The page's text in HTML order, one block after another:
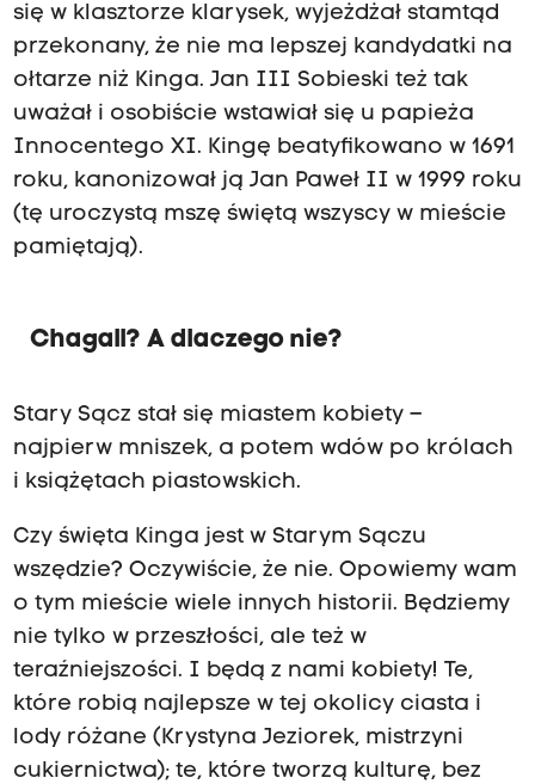
się w klasztorze klarysek, wyjeżdżał stamtąd
przekonany, że nie ma lepszej kandydatki na
ołtarze niż Kinga. Jan III Sobieski też tak
uważał i osobiście wstawiał się u papieża
Innocentego XI. Kingę beatyfikowano w 1691
roku, kanonizował ją Jan Paweł II w 1999 roku
(tę uroczystą mszę świętą wszyscy w mieście
pamiętają).
Chagall? A dlaczego nie?
Stary Sącz stał się miastem kobiety –
najpierw mniszek, a potem wdów po królach
i książętach piastowskich.
Czy święta Kinga jest w Starym Sączu
wszędzie? Oczywiście, że nie. Opowiemy wam
o tym mieście wiele innych historii. Będziemy
nie tylko w przeszłości, ale też w
teraźniejszości. I będą z nami kobiety! Te,
które robią najlepsze w tej okolicy ciasta i
lody różane (Krystyna Jeziorek, mistrzyni
cukiernictwa); te, które tworzą kulturę, bez